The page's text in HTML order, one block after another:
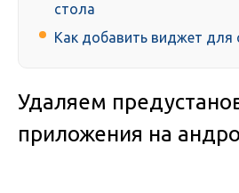
стола
Как добавить виджет для
Удаляем
приложения на